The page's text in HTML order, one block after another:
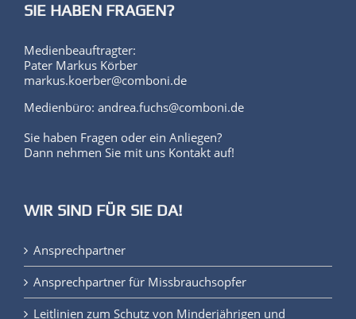
SIE HABEN FRAGEN?
Medienbeauftragter:
Pater Markus Körber
markus.koerber@comboni.de
Medienbüro: andrea.fuchs@comboni.de
Sie haben Fragen oder ein Anliegen?
Dann nehmen Sie mit uns Kontakt auf!
WIR SIND FÜR SIE DA!
Ansprechpartner
Ansprechpartner für Missbrauchsopfer
Leitlinien zum Schutz von Minderjährigen und